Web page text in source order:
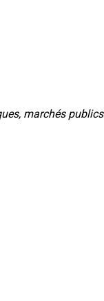
marchés publics